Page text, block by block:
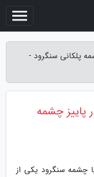
پلکانی سنگرود -
چشمه
چشمه سنگرود یکی از